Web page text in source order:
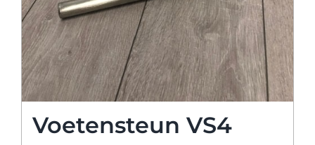
Voetensteun VS4